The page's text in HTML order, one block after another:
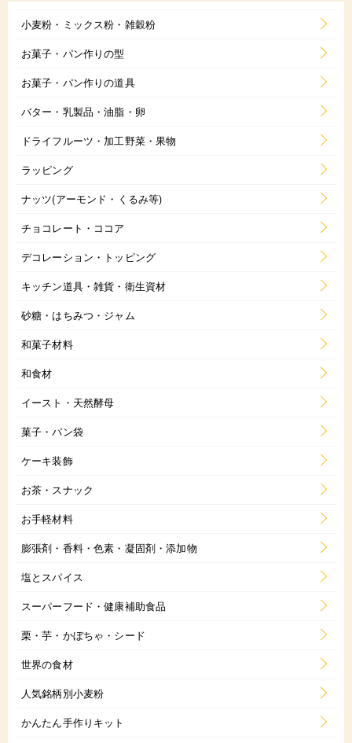
小麦粉・ミックス粉・雑穀粉
お菓子・パン作りの型
お菓子・パン作りの道具
バター・乳製品・油脂・卵
ドライフルーツ・加工野菜・果物
ラッピング
ナッツ(アーモンド・くるみ等)
チョコレート・ココア
デコレーション・トッピング
キッチン道具・雑貨・衛生資材
砂糖・はちみつ・ジャム
和菓子材料
和食材
イースト・天然酵母
菓子・パン袋
ケーキ装飾
お茶・スナック
お手軽材料
膨張剤・香料・色素・凝固剤・添加物
塩とスパイス
スーパーフード・健康補助食品
栗・芋・かぼちゃ・シード
世界の食材
人気銘柄別小麦粉
かんたん手作りキット